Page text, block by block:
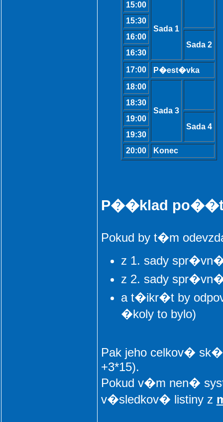
15:00
Sada 1
15:30
16:00
Sada 2
16:30
17:00
P�est�vka
18:00
Sada 3
18:30
19:00
Sada 4
19:30
20:00
Konec
P��klad
Pokud by t�m
z 1. sady
z 2. sady
a t�ikr�t by
�koly to bylo)
Pak jeho celkov�
+3*15).
Pokud v�m nen�
v�sledkov� listiny z